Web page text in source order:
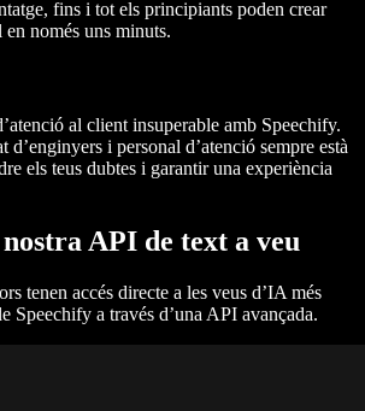
fins i tot els principiants poden crear
només uns minuts.
al client insuperable amb Speechify.
d’enginyers i personal d’atenció sempre està
els teus dubtes i garantir una experiència
API de text a veu
tenen accés directe a les veus d’IA més
Speechify a través d’una API avançada.